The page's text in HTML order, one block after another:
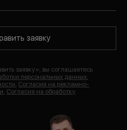
заявку
заявку», вы соглашаетесь
персональных данных
Согласия на рекламно-
Согласия на обработку